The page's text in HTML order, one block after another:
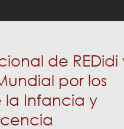
de REDidi
por los
la Infancia y